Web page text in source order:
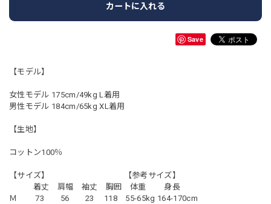
カートに入れる
Save
【モデル】
女性モデル 175cm/49kg L着用
男性モデル 184cm/65kg XL着用
【生地】
コットン100％
【サイズ】 【参考サイズ】
着丈 肩幅 袖丈 胸囲 体重 身長
Ｍ 73 56 23 118 55-65kg 164-170cm